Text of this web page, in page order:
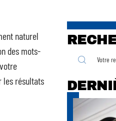
naturel
des mots-
les résultats